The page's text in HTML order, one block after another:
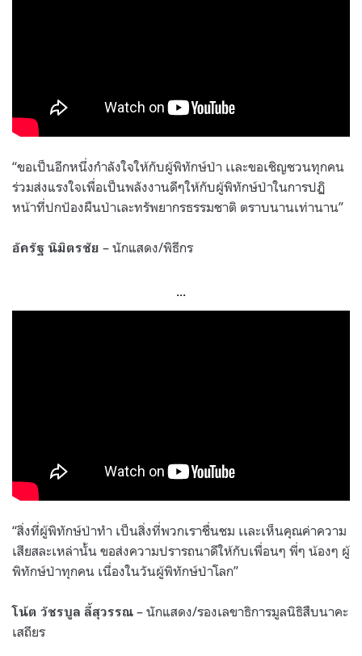
“ขอเป็นอีกหนึ่งกำลังใจให้กับผู้พิทักษ์ป่า เเละขอเชิญชวนทุกคน
ร่วมส่งแรงใจเพื่อเป็นพลังงานดีๆให้กับผู้พิทักษ์ป่าในการปฏิ
หน้าที่ปกป้องผืนป่าเละทรัพยากรธรรมชาติ ตราบนานเท่านาน”
อัครัฐ นิมิตรชัย – นักแสดง/พิธีกร
…
“สิ่งที่ผู้พิทักษ์ป่าทำ เป็นสิ่งที่พวกเราชื่นชม เเละเห็นคุณค่าความ
เสียสละเหล่านั้น ขอส่งความปรารถนาดีให้กับเพื่อนๆ พี่ๆ น้องๆ ผู้
พิทักษ์ป่าทุกคน เนื่องในวันผู้พิทักษ์ป่าโลก”
โน้ต วัชรบูล ลี้สุวรรณ – นักแสดง/รองเลขาธิการมูลนิธิสืบนาคะ
เสถียร